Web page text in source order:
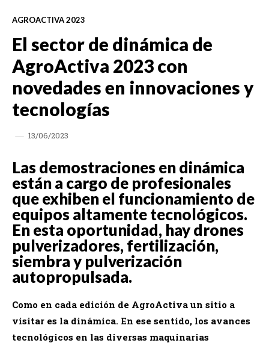
AGROACTIVA 2023
El sector de dinámica de
AgroActiva 2023 con
novedades en innovaciones y
tecnologías
13/06/2023
Las demostraciones en dinámica
están a cargo de profesionales
que exhiben el funcionamiento de
equipos altamente tecnológicos.
En esta oportunidad, hay drones
pulverizadores, fertilización,
siembra y pulverización
autopropulsada.
Como en cada edición de AgroActiva un sitio a
visitar es la dinámica. En ese sentido, los avances
tecnológicos en las diversas maquinarias